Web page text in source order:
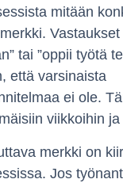
mitään
Vastaukset
tai ”oppii työtä
että varsinaista
ei ole.
viikkoihin
merkki on
Jos